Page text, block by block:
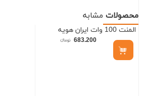
محصولات مشابه
المنت 100 وات ایران هویه
683.200